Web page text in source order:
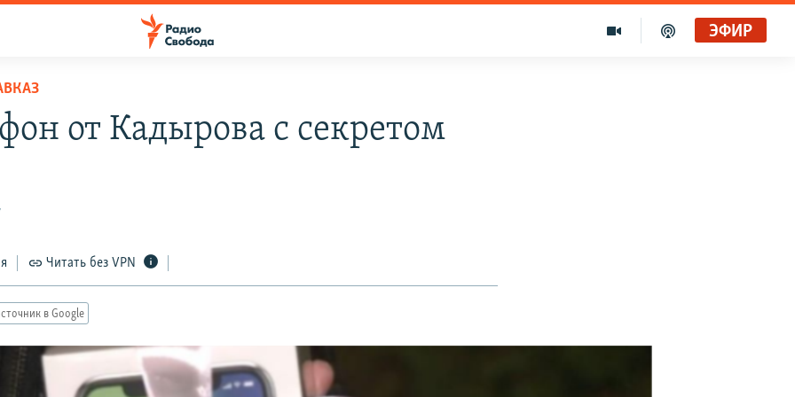
ЭФИР
от Кадырова с секретом
Читать без VPN
в Google